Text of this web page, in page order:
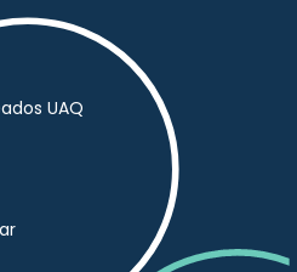
UAQ